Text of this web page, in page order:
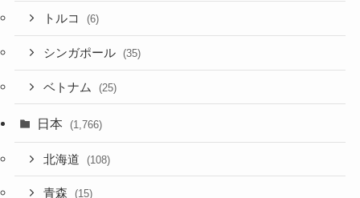
トルコ (6)
シンガポール (35)
ベトナム (25)
日本 (1,766)
北海道 (108)
青森 (15)